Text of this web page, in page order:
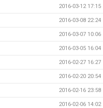
2016-03-12 17:15
2016-03-08 22:24
2016-03-07 10:06
2016-03-05 16:04
2016-02-27 16:27
2016-02-20 20:54
2016-02-16 23:58
2016-02-06 14:02